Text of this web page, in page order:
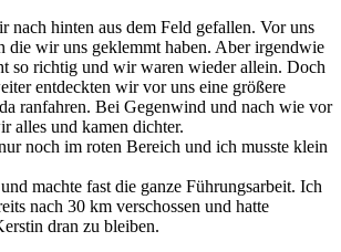
nach hinten aus dem Feld gefallen. Vor uns
die wir uns geklemmt haben. Aber irgendwie
so richtig und wir waren wieder allein. Doch
entdeckten wir vor uns eine größere
ranfahren. Bei Gegenwind und nach wie vor
alles und kamen dichter.
noch im roten Bereich und ich musste klein
machte fast die ganze Führungsarbeit. Ich
nach 30 km verschossen und hatte
dran zu bleiben.